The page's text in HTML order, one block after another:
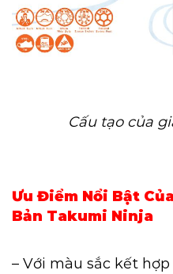
Cấu tạo của
Ưu Điểm Nổi Bật
Bản Takumi Ninja
– Với màu sắc kết